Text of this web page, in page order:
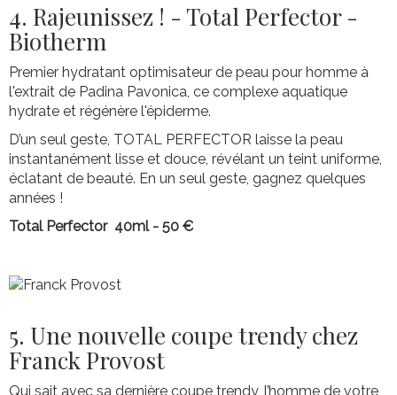
4. Rajeunissez ! - Total Perfector -
Biotherm
Premier hydratant optimisateur de peau pour homme à
l'extrait de Padina Pavonica, ce complexe aquatique
hydrate et régénère l'épiderme.
D’un seul geste, TOTAL PERFECTOR laisse la peau
instantanément lisse et douce, révélant un teint uniforme,
éclatant de beauté. En un seul geste, gagnez quelques
années !
Total Perfector 40ml - 50 €
5. Une nouvelle coupe trendy chez
Franck Provost
Qui sait avec sa dernière coupe trendy, l’homme de votre